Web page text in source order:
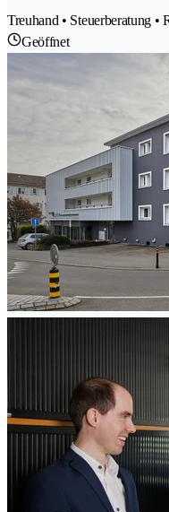
Treuhand • Steuerberatung •
Geöffnet